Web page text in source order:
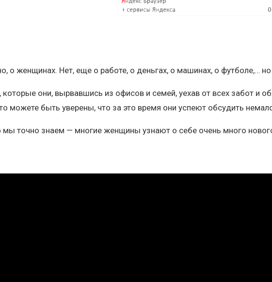
о женщинах. Нет, еще о работе, о деньгах, о машинах, о футболе,…
они, вырвавшись из офисов и семей, уехав от всех забот и
можете быть уверены, что за это время они успеют обсудить
мы точно знаем — многие женщины узнают о себе очень много